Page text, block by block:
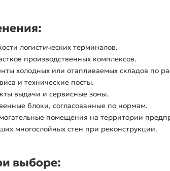
логистических терминалов.
производственных комплексов.
холодных или отапливаемых складов по
и технические посты.
выдачи и сервисные зоны.
блоки, согласованные по нормам.
помещения на территории
многослойных стен при реконструкции.
выборе: